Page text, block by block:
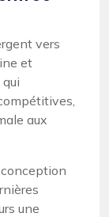
vers
et
aux
une